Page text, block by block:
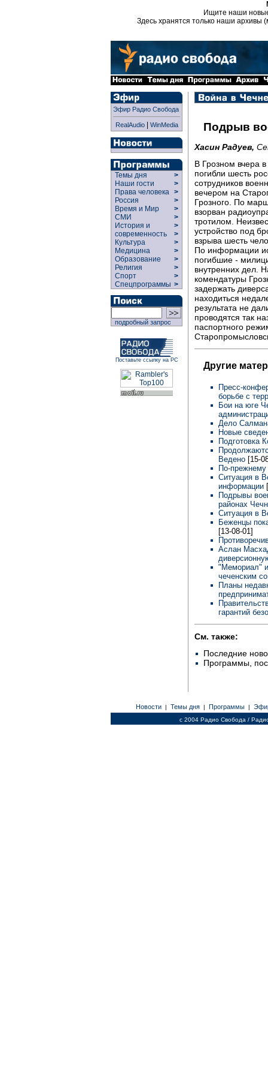
Ищите наши
Здесь хранятся только наши архивы
Эфир Радио Свобода
RealAudio| WinMedia
Темы дня
>
Наши гости
>
Права человека >
Россия
>
Время и Мир
>
СМИ
>
История и
современность
>
>
Культура
>
Медицина
>
Образование
>
Религия
>
Спорт
>
Спецпрограммы >
подробный запрос
Поставьте ссылку на РС
Подрыв
Хасин Радуев,
В Грозном вчера
погибли шесть
сотрудников
вечером на
Грозного. По
взорван
тротилом.
устройство под
взрыва шесть
По информации
погибшие -
внутренних дел.
комендатуры
задержать
находиться
результата не
проводятся так
паспортного
Другие
Пресс-
борьбе с
Бои на юге
Дело
Новые
Подготовка
Ведено [15-
По-
Ситуация в
информации
Подрывы
районах
Ситуация в
Беженцы
[13-08-01]
Аслан
"Мемориал" и
чеченским
Планы
гарантий
См. также:
Последние
Программы,
Новости | Темы дня | Программы |
c 2004 Радио Свобода /